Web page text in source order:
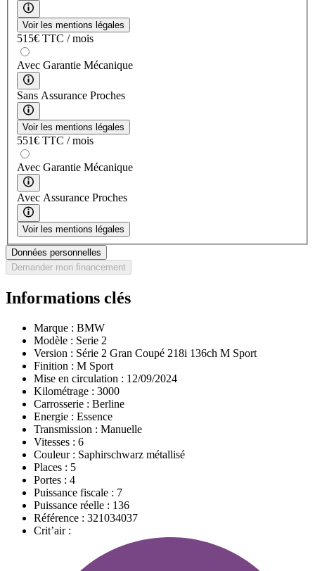
Voir les mentions légales
515€ TTC / mois
Avec Garantie Mécanique
Sans Assurance Proches
Voir les mentions légales
551€ TTC / mois
Avec Garantie Mécanique
Avec Assurance Proches
Voir les mentions légales
Données personnelles
Demander mon financement
Informations clés
Marque : BMW
Modèle : Serie 2
Version : Série 2 Gran Coupé 218i 136ch M Sport
Finition : M Sport
Mise en circulation : 12/09/2024
Kilométrage : 3000
Carrosserie : Berline
Energie : Essence
Transmission : Manuelle
Vitesses : 6
Couleur : Saphirschwarz métallisé
Places : 5
Portes : 4
Puissance fiscale : 7
Puissance réelle : 136
Référence : 321034037
Crit’air :